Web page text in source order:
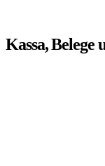
Kassa, Belege